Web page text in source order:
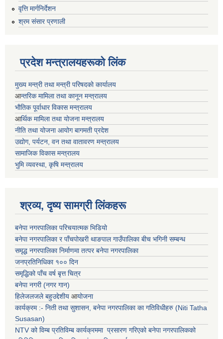
वृत्ति मार्गनिर्देशन
श्रम संसार प्रणाली
प्रदेश मन्त्रालयहरूको लिंक
मुख्य मन्त्री तथा मन्त्री परिषदको कार्यालय
आन्तरिक मामिला तथा कानून मन्त्रालय
भाैतिक पूर्वाधार विकास मन्त्रालय
आर्थिक मामिला तथा योजना मन्त्रालय
नीति तथा योजना आयोग बागमती प्रदेश
उद्योग, पर्यटन, वन तथा वातावरण मन्त्रालय
सामाजिक विकास मन्त्रालय
भुमि व्यवस्था, कृषि मन्त्रालय
श्रव्य, दृष्य सामग्री लिंकहरू
बनेपा नगरपालिका परिचयात्मक भिडियो
बनेपा नगरपालिका र पाँचपोखरी थाङपाल गाउँपालिका बीच भगिनी सम्बन्ध
समृद्ध नगरपालिका निर्माणमा तत्पर बनेपा नगरपालिका
जनप्रतिनिधिका १०० दिन
समृद्धिको पाँच वर्ष बृत्त चित्र
बनेपा नगरी (नगर गान)
हिलेजलजले बहुउद्देशीय आयोजना
कार्यक्रम :- निती तथा सुशासन, बनेपा नगरपालिका का गतिविधीहरु (Niti Tatha
Susasan)
NTV को विम्ब प्रतिविम्ब कार्यक्रममा प्रसारण गरिएकोबनेपा नगरपालिकको